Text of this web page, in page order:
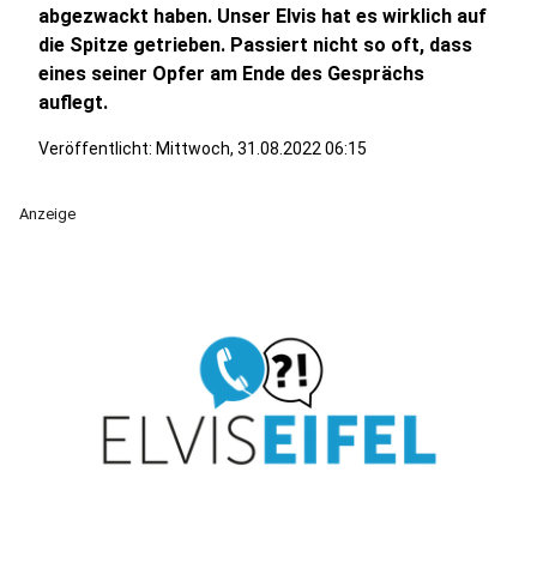
abgezwackt haben. Unser Elvis hat es wirklich auf
die Spitze getrieben. Passiert nicht so oft, dass
eines seiner Opfer am Ende des Gesprächs
auflegt.
Veröffentlicht: Mittwoch, 31.08.2022 06:15
Anzeige